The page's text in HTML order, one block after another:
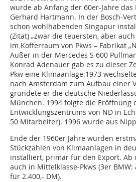
wurde ab Anfang der 60er-Jahre das
Gerhard Hartmann. In der Bosch-
schon wohlhabenden Singapur
(Zitat) „zwar die teuersten, aber
im Kofferraum von Pkws – Fabrikat
Außer in der Mercedes S 600
Konrad Adenauer gab es zu dieser
Pkw eine Klimaanlage.1973
nach Amsterdam zum Aufbau einer
gründete er die deutsche
München. 1994 folgte die Eröffnung
Entwicklungszentrums von ND in
50 Mitarbeiter). 1996 wurde aus
Ende der 1960er Jahre wurden
Stückzahlen von Klimaanlagen in
installiert, primär für den Export. Ab
auch in Mittelklasse-Pkws (3er
für 2.400,- DM).